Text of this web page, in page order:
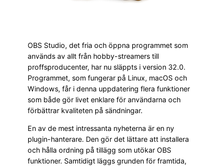
OBS Studio, det fria och öppna programmet som
används av allt från hobby-streamers till
proffsproducenter, har nu släppts i version 32.0.
Programmet, som fungerar på Linux, macOS och
Windows, får i denna uppdatering flera funktioner
som både gör livet enklare för användarna och
förbättrar kvaliteten på sändningar.
En av de mest intressanta nyheterna är en ny
plugin-hanterare. Den gör det lättare att installera
och hålla ordning på tillägg som utökar OBS
funktioner. Samtidigt läggs grunden för framtida,